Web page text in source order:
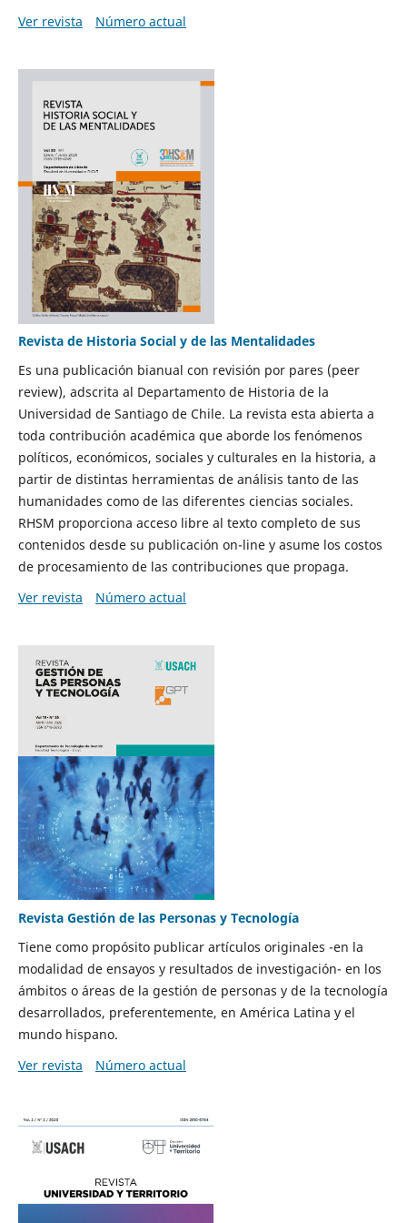
Ver revista
Número actual
Revista de Historia Social y de las Mentalidades
Es una publicación bianual con revisión por pares (peer
review), adscrita al Departamento de Historia de la
Universidad de Santiago de Chile. La revista esta abierta a
toda contribución académica que aborde los fenómenos
políticos, económicos, sociales y culturales en la historia, a
partir de distintas herramientas de análisis tanto de las
humanidades como de las diferentes ciencias sociales.
RHSM proporciona acceso libre al texto completo de sus
contenidos desde su publicación on-line y asume los costos
de procesamiento de las contribuciones que propaga.
Ver revista
Número actual
Revista Gestión de las Personas y Tecnología
Tiene como propósito publicar artículos originales -en la
modalidad de ensayos y resultados de investigación- en los
ámbitos o áreas de la gestión de personas y de la tecnología
desarrollados, preferentemente, en América Latina y el
mundo hispano.
Ver revista
Número actual